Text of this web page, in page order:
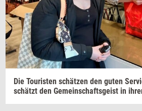
Die Touri­sten schätzen den guten
schätzt den Ge­me­in­s­chafts­gei­st in